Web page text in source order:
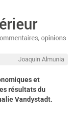
Joaquin Almunia
et
résultats du
Vandystadt.